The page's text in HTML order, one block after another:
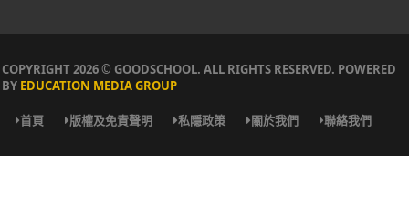
COPYRIGHT 2026 © GOODSCHOOL. ALL RIGHTS RESERVED. POWERED
BY EDUCATION MEDIA GROUP
首頁 版權及免責聲明 私隱政策 關於我們 聯絡我們